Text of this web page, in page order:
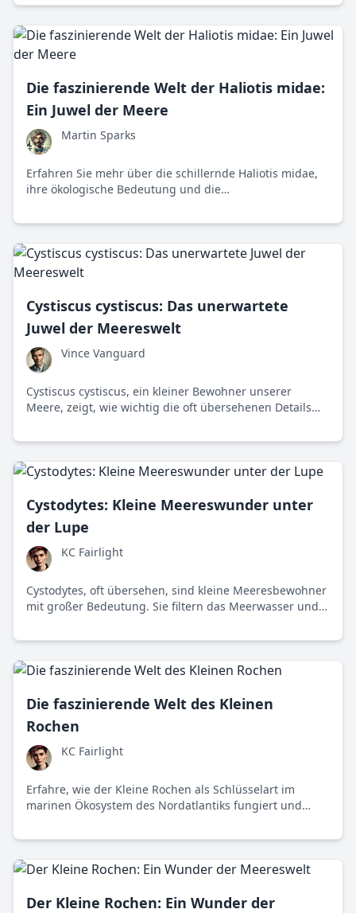
Die faszinierende Welt der Haliotis midae:
Ein Juwel der Meere
Martin Sparks
Erfahren Sie mehr über die schillernde Haliotis midae,
ihre ökologische Bedeutung und die
Cystiscus cystiscus: Das unerwartete
Juwel der Meereswelt
Vince Vanguard
Cystiscus cystiscus, ein kleiner Bewohner unserer
Meere, zeigt, wie wichtig die oft übersehenen Details
trägt erheblich zur Biodiversität unserer
Cystodytes: Kleine Meereswunder unter
der Lupe
KC Fairlight
Cystodytes, oft übersehen, sind kleine Meeresbewohner
mit großer Bedeutung. Sie filtern das Meerwasser und
liefern.
Die faszinierende Welt des Kleinen
Rochen
KC Fairlight
Erfahre, wie der Kleine Rochen als Schlüsselart im
marinen Ökosystem des Nordatlantiks fungiert und
bedrohen.
Der Kleine Rochen: Ein Wunder der